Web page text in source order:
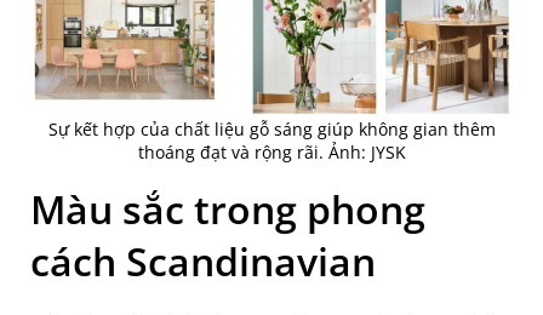
Sự kết hợp của chất liệu gỗ sáng giúp không gian thêm
thoáng đạt và rộng rãi. Ảnh: JYSK
Màu sắc trong phong
cách Scandinavian